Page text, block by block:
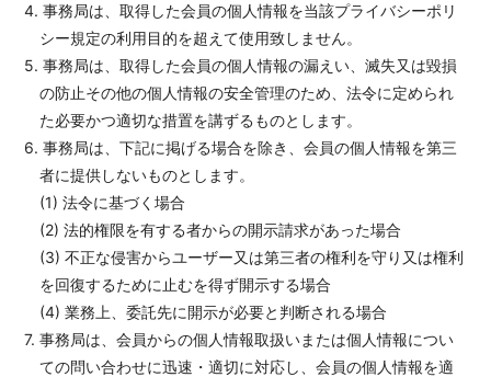
4. 事務局は、取得した会員の個人情報を当該プライバシーポリ
シー規定の利用目的を超えて使用致しません。
5. 事務局は、取得した会員の個人情報の漏えい、滅失又は毀損
の防止その他の個人情報の安全管理のため、法令に定められ
た必要かつ適切な措置を講ずるものとします。
6. 事務局は、下記に掲げる場合を除き、会員の個人情報を第三
者に提供しないものとします。
(1) 法令に基づく場合
(2) 法的権限を有する者からの開示請求があった場合
(3) 不正な侵害からユーザー又は第三者の権利を守り又は権利
を回復するために止むを得ず開示する場合
(4) 業務上、委託先に開示が必要と判断される場合
7. 事務局は、会員からの個人情報取扱いまたは個人情報につい
ての問い合わせに迅速・適切に対応し、会員の個人情報を適